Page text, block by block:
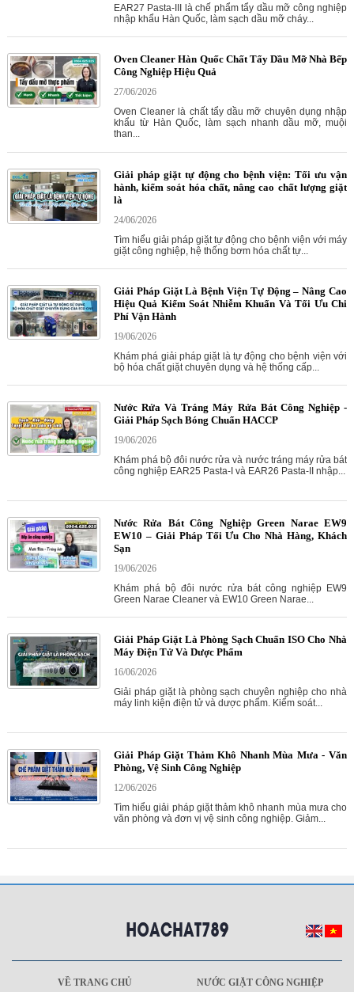
EAR27 Pasta-III là chế phẩm tẩy dầu mỡ công nghiệp
nhập khẩu Hàn Quốc, làm sạch dầu mỡ cháy...
Oven Cleaner Hàn Quốc Chất Tẩy Dầu Mỡ Nhà Bếp
Công Nghiệp Hiệu Quả
27/06/2026
Oven Cleaner là chất tẩy dầu mỡ chuyên dụng nhập
khẩu từ Hàn Quốc, làm sạch nhanh dầu mỡ, muội
than...
Giải pháp giặt tự động cho bệnh viện: Tối ưu vận
hành, kiểm soát hóa chất, nâng cao chất lượng giặt
là
24/06/2026
Tìm hiểu giải pháp giặt tự động cho bệnh viện với máy
giặt công nghiệp, hệ thống bơm hóa chất tự...
Giải Pháp Giặt Là Bệnh Viện Tự Động – Nâng Cao
Hiệu Quả Kiểm Soát Nhiễm Khuẩn Và Tối Ưu Chi
Phí Vận Hành
19/06/2026
Khám phá giải pháp giặt là tự động cho bệnh viện với
bộ hóa chất giặt chuyên dụng và hệ thống cấp...
Nước Rửa Và Tráng Máy Rửa Bát Công Nghiệp -
Giải Pháp Sạch Bóng Chuẩn HACCP
19/06/2026
Khám phá bộ đôi nước rửa và nước tráng máy rửa bát
công nghiệp EAR25 Pasta-I và EAR26 Pasta-II nhập...
Nước Rửa Bát Công Nghiệp Green Narae EW9
EW10 – Giải Pháp Tối Ưu Cho Nhà Hàng, Khách
Sạn
19/06/2026
Khám phá bộ đôi nước rửa bát công nghiệp EW9
Green Narae Cleaner và EW10 Green Narae...
Giải Pháp Giặt Là Phòng Sạch Chuẩn ISO Cho Nhà
Máy Điện Tử Và Dược Phẩm
16/06/2026
Giải pháp giặt là phòng sạch chuyên nghiệp cho nhà
máy linh kiện điện tử và dược phẩm. Kiểm soát...
Giải Pháp Giặt Thảm Khô Nhanh Mùa Mưa - Văn
Phòng, Vệ Sinh Công Nghiệp
12/06/2026
Tìm hiểu giải pháp giặt thảm khô nhanh mùa mưa cho
văn phòng và đơn vị vệ sinh công nghiệp. Giảm...
VỀ TRANG CHỦ
NƯỚC GIẶT CÔNG NGHIỆP